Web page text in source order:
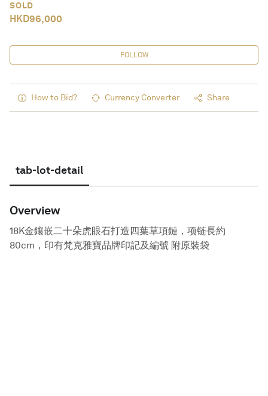
SOLD
HKD96,000
FOLLOW
How to Bid? Currency Converter Share
tab-lot-detail
Overview
18K金鑲嵌二十朵虎眼石打造四葉草項鏈，项链長約
80cm，印有梵克雅寶品牌印記及編號 附原裝袋